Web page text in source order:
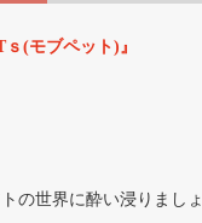
(モブペット)』
の世界に酔い浸りましょ